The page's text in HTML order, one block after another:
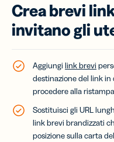
Crea brevi
invitano gli
Aggiungi link brevi
destinazione del link in
procedere alla
Sostituisci gli URL
link brevi brandizzati
posizione sulla carta